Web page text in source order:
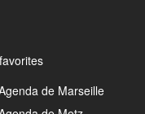
de Marseille